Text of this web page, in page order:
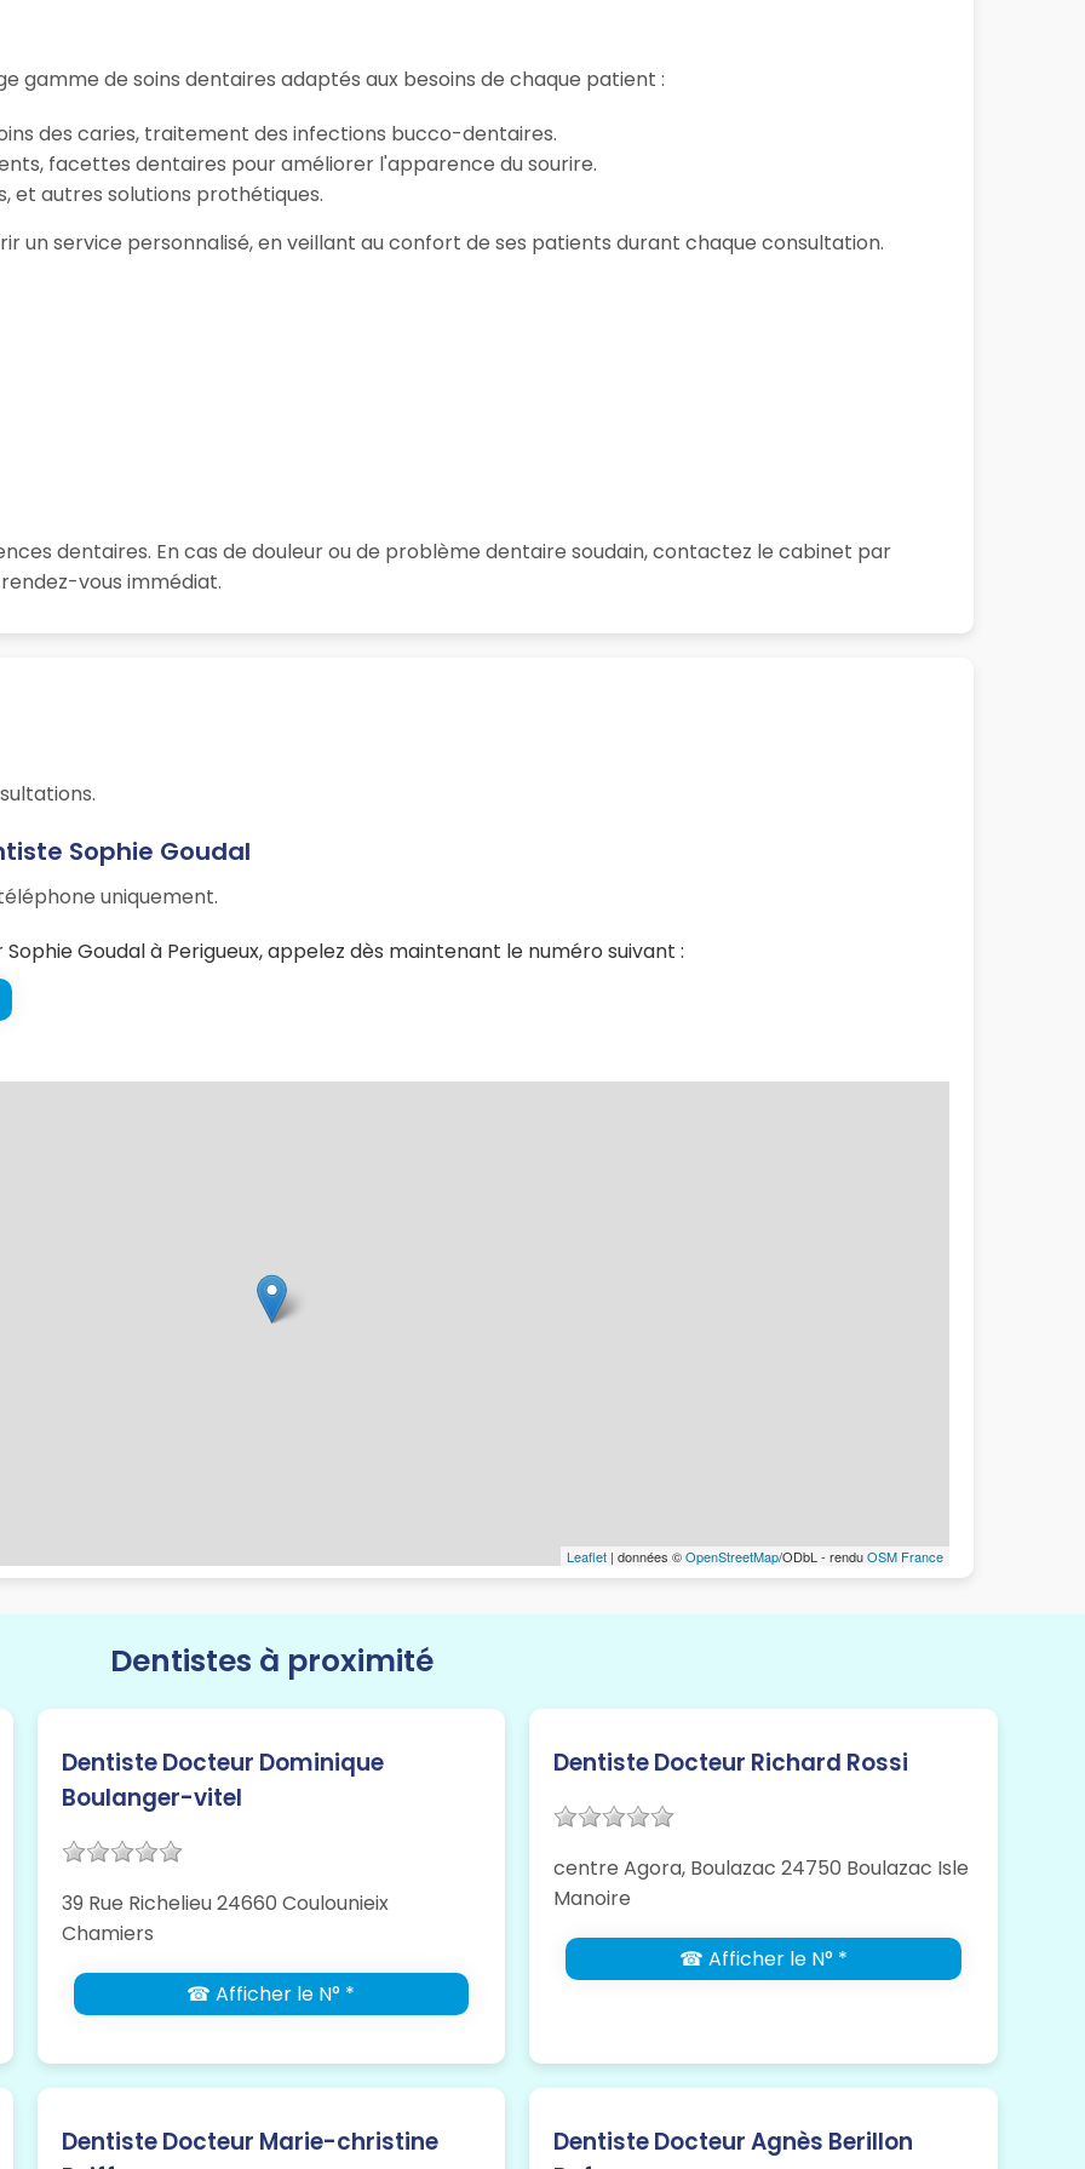
gamme de soins dentaires adaptés aux besoins de chaque patient :
des caries, traitement des infections bucco-dentaires.
facettes dentaires pour améliorer l'apparence du sourire.
et autres solutions prothétiques.
un service personnalisé, en veillant au confort de ses patients durant chaque consultation.
dentaires. En cas de douleur ou de problème dentaire soudain, contactez le cabinet par
vous immédiat.
Sophie Goudal
uniquement.
Goudal à Perigueux, appelez dès maintenant le numéro suivant :
Leaflet | données ©OpenStreetMap/ODbL - renduOSM France
Dentistes à proximité
Dentiste Docteur Dominique
Boulanger-vitel
39 Rue Richelieu 24660 Coulounieix
Chamiers
☎ Afficher le N° *
Dentiste Docteur Richard Rossi
centre Agora, Boulazac 24750 Boulazac Isle
Manoire
☎ Afficher le N° *
Dentiste Docteur Marie-christine
Dentiste Docteur Agnès Berillon